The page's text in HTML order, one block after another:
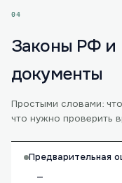
04
Законы РФ и
документы
Простыми словами:
что нужно проверить
Предварительная
—